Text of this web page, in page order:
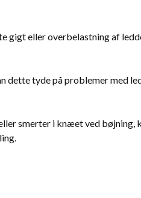
gigt eller overbelastning af
dette tyde på problemer med
smerter i knæet ved